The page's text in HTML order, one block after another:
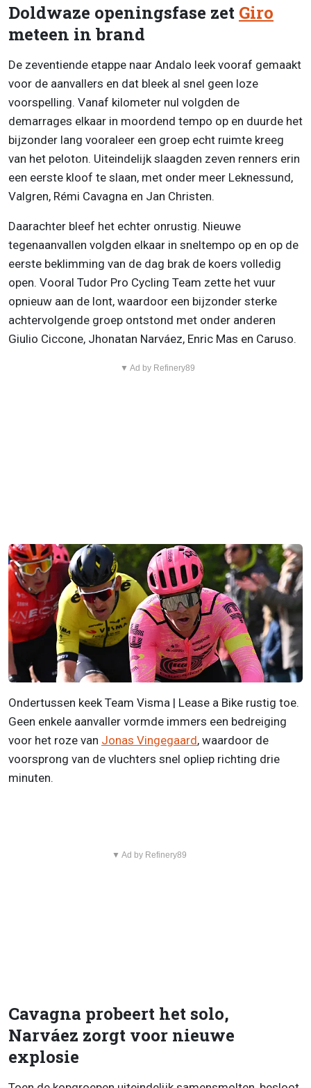
Doldwaze openingsfase zet Giro
meteen in brand
De zeventiende etappe naar Andalo leek vooraf gemaakt
voor de aanvallers en dat bleek al snel geen loze
voorspelling. Vanaf kilometer nul volgden de
demarrages elkaar in moordend tempo op en duurde het
bijzonder lang vooraleer een groep echt ruimte kreeg
van het peloton. Uiteindelijk slaagden zeven renners erin
een eerste kloof te slaan, met onder meer Leknessund,
Valgren, Rémi Cavagna en Jan Christen.
Daarachter bleef het echter onrustig. Nieuwe
tegenaanvallen volgden elkaar in sneltempo op en op de
eerste beklimming van de dag brak de koers volledig
open. Vooral Tudor Pro Cycling Team zette het vuur
opnieuw aan de lont, waardoor een bijzonder sterke
achtervolgende groep ontstond met onder anderen
Giulio Ciccone, Jhonatan Narváez, Enric Mas en Caruso.
▼ Ad by Refinery89
Ondertussen keek Team Visma | Lease a Bike rustig toe.
Geen enkele aanvaller vormde immers een bedreiging
voor het roze van Jonas Vingegaard, waardoor de
voorsprong van de vluchters snel opliep richting drie
minuten.
▼ Ad by Refinery89
Cavagna probeert het solo,
Narváez zorgt voor nieuwe
explosie